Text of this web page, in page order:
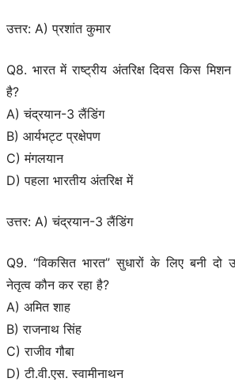
उत्तर: A) प्रशांत कुमार
Q8. भारत में राष्ट्रीय अंतरिक्ष दिवस किस
है?
A) चंद्रयान-3 लैंडिंग
B) आर्यभट्ट प्रक्षेपण
C) मंगलयान
D) पहला भारतीय अंतरिक्ष में
उत्तर: A) चंद्रयान-3 लैंडिंग
Q9. “विकसित भारत” सुधारों के लिए बनी दो
नेतृत्व कौन कर रहा है?
A) अमित शाह
B) राजनाथ सिंह
C) राजीव गौबा
D) टी.वी.एस. स्वामीनाथन